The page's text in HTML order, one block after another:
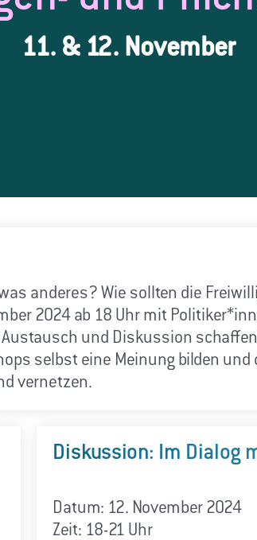
11. & 12. November
anderes? Wie sollten die
2024 ab 18 Uhr mit
und Diskussion
selbst eine Meinung bilden und
vernetzen.
Diskussion: Im Dialog
Datum: 12. November 2024
Zeit: 18-21 Uhr